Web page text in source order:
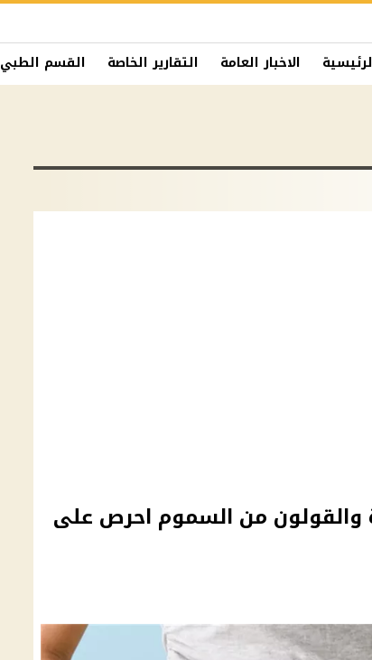
الاخبار العامة التقارير الخاصة القسم الطبي
والقولون من السموم احرص على